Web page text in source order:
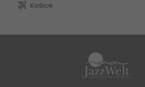
Košice